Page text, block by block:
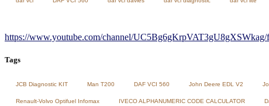
https://www.youtube.com/channel/UC5Bg6gKrpVAT3gU8gXSWkag/
Tags
JCB Diagnostic KIT Man T200 DAF VCI 560 John Deere EDL V2
Renault-Volvo Optifuel Infomax IVECO ALPHANUMERIC CODE CALCULATOR